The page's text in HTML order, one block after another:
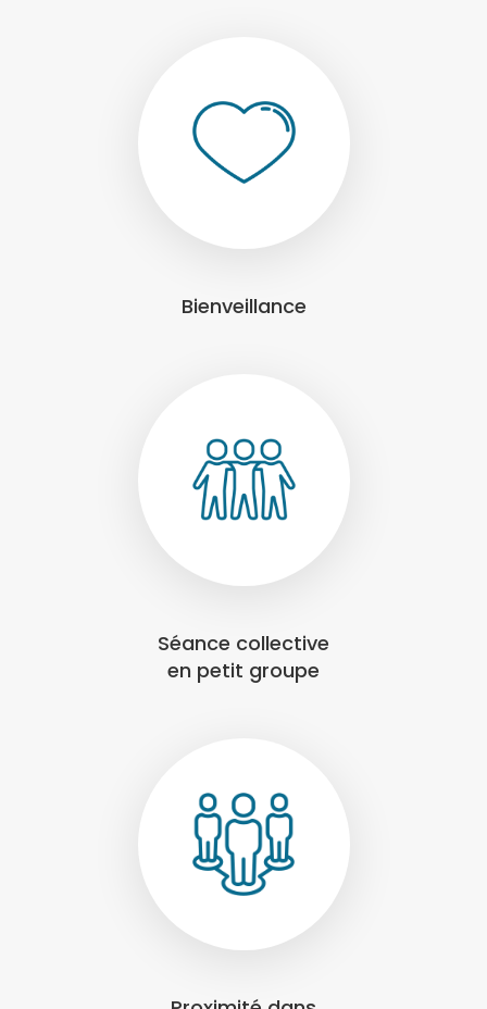
Bienveillance
Séance collective
en petit groupe